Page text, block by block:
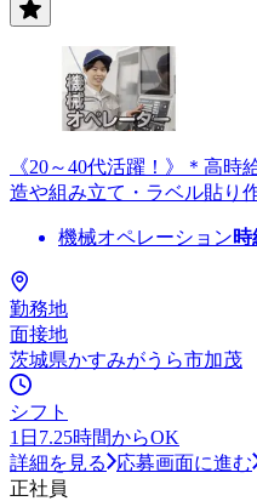
《20～40代活躍！》＊高
造や組み立て・ラベル貼り
機械オペレーション時
勤務地
面接地
茨城県かすみがうら市加茂
シフト
1日7.25時間からOK
詳細を見る
応募画面に進む
正社員